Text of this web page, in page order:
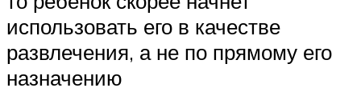
использовать его в качестве
развлечения, а не по прямому его
назначению